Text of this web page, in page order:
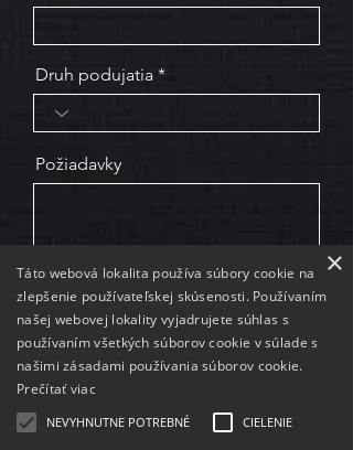
Druh podujatia
Požiadavky
OBOZNÁMIL SOM SA S OCHRANOU OSOBNÝCH ÚDAJOV.
NÍM SÚHLASÍM. * Zásady ochrany osobných údajov
Odoslať
×
Táto webová lokalita používa súbory cookie na
zlepšenie používateľskej skúsenosti. Používaním
našej webovej lokality vyjadrujete súhlas s
používaním všetkých súborov cookie v súlade s
našimi zásadami používania súborov cookie.
Prečítať viac
NEVYHNUTNE POTREBNÉ CIELENIE